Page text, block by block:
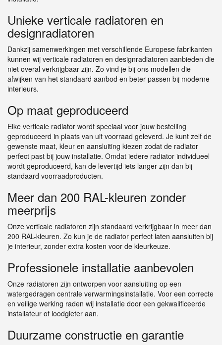
Unieke verticale radiatoren en
designradiatoren
Dankzij samenwerkingen met verschillende Europese fabrikanten
kunnen wij verticale radiatoren en designradiatoren aanbieden die
niet overal verkrijgbaar zijn. Zo vind je bij ons modellen die
afwijken van het standaard aanbod en beter passen bij moderne
interieurs.
Op maat geproduceerd
Elke verticale radiator wordt speciaal voor jouw bestelling
geproduceerd in plaats van uit voorraad geleverd. Je kunt zelf de
gewenste maat, kleur en aansluiting kiezen zodat de radiator
perfect past bij jouw installatie. Omdat iedere radiator individueel
wordt geproduceerd, kan de levertijd iets langer zijn dan bij
standaard voorraadproducten.
Meer dan 200 RAL-kleuren zonder
meerprijs
Onze verticale radiatoren zijn standaard verkrijgbaar in meer dan
200 RAL-kleuren. Zo kun je de radiator perfect laten aansluiten bij
je interieur, zonder extra kosten voor de kleurkeuze.
Professionele installatie aanbevolen
Onze radiatoren zijn ontworpen voor aansluiting op een
watergedragen centrale verwarmingsinstallatie. Voor een correcte
en veilige werking raden wij installatie door een gekwalificeerde
installateur of loodgieter aan.
Duurzame constructie en garantie